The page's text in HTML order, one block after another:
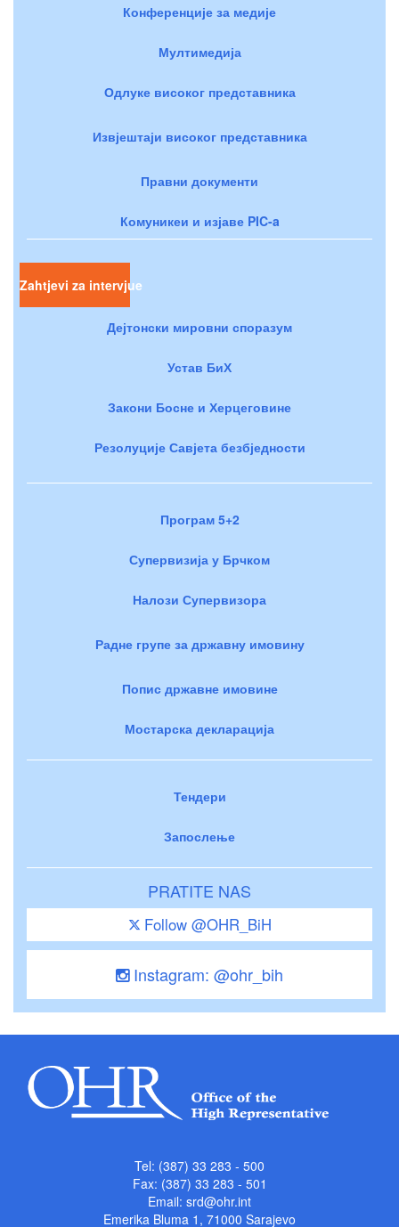
Конференције за медије
Мултимедија
Одлуке високог представника
Извјештаји високог представника
Правни документи
Комуникеи и изјаве PIC-a
Zahtjevi za intervjue
Дејтонски мировни споразум
Устав БиХ
Закони Босне и Херцеговине
Резолуције Савјета безбједности
Програм 5+2
Супервизија у Брчком
Налози Супервизора
Радне групе за државну имовину
Попис државне имовине
Мостарска декларација
Тендери
Запослење
PRATITE NAS
Follow @OHR_BiH
Instagram: @ohr_bih
Tel: (387) 33 283 - 500
Fax: (387) 33 283 - 501
Email: srd@ohr.int
Emerika Bluma 1, 71000 Sarajevo